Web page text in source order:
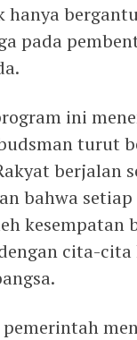
hanya
pada
ini
turut
berjalan
bahwa
kesempatan
cita-